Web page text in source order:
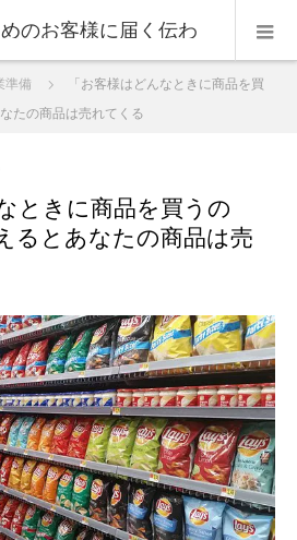
のお客様に届く伝わ
準備
「お客様はどんなときに商品を買
たの商品は売れてくる
ときに商品を買うの
るとあなたの商品は売